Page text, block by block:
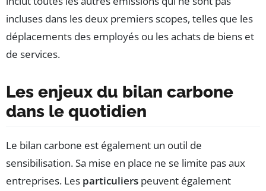
incluses dans les deux premiers scopes, telles que les
déplacements des employés ou les achats de biens et
de services.
Les enjeux du bilan carbone
dans le quotidien
Le bilan carbone est également un outil de
sensibilisation. Sa mise en place ne se limite pas aux
entreprises. Les particuliers peuvent également